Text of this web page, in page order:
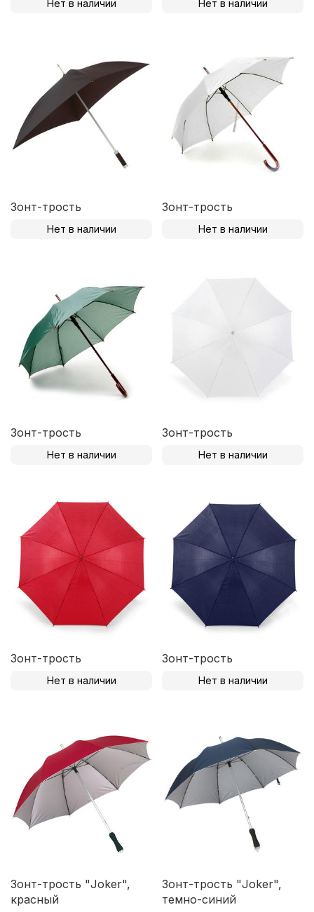
Нет в наличии Нет в наличии
Зонт-трость
Нет в наличии
Зонт-трость
Нет в наличии
Зонт-трость
Нет в наличии
Зонт-трость
Нет в наличии
Зонт-трость
Нет в наличии
Зонт-трость
Нет в наличии
Зонт-трость "Joker",
красный
Зонт-трость "Joker",
темно-синий